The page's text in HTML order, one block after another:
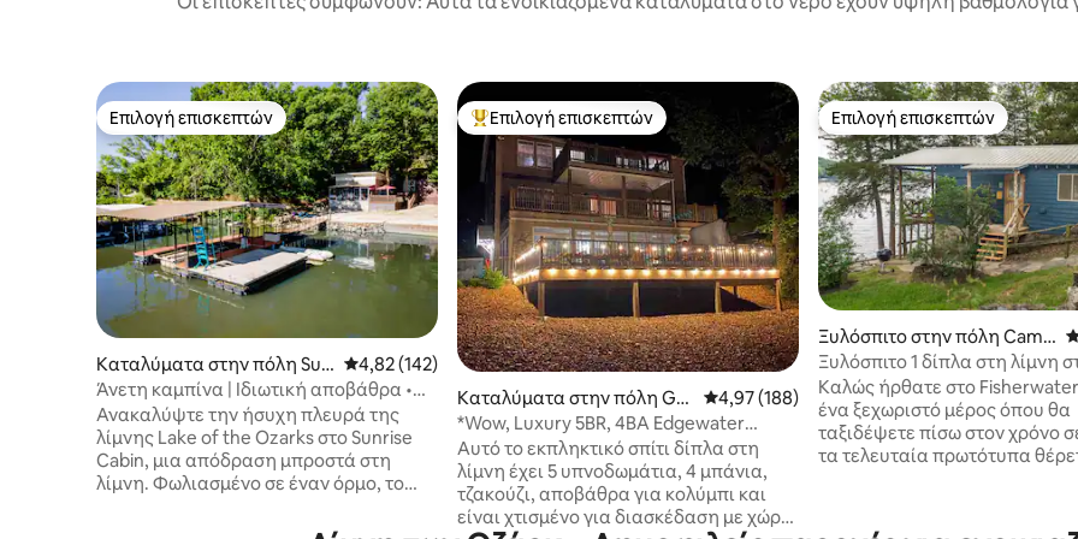
Επιλογή επισκεπτών
Επιλογή επισκεπτών
Καταλύματα στην πόλη Sun
rise Beach
Μέση βαθμολογία: 4,82 στα 5, 142 κριτικές
4,82 (142)
Άνετη καμπίνα | Ιδιωτική αποβάθρα •
Ήσυχο σημείο • Εστία φωτιάς
Ανακαλύψτε την ήσυχη πλευρά της
λίμνης Lake of the Ozarks στο Sunrise
Cabin, μια απόδραση μπροστά στη
λίμνη. Φωλιασμένο σε έναν όρμο, το
πρόσβαση στη λίμνη και μια ήρεμη
Κορυφαία επιλογή επισκεπτών
Επιλογή επισκεπτών
Καταλύματα στην πόλη Gra
vois Mills
Μέση βαθμολογία: 4,97 στα 5, 188 κριτικές
4,97 (188)
*Wow, Luxury 5BR, 4BA Edgewater
Escape w/ Hot Tub!
Αυτό το εκπληκτικό σπίτι δίπλα στη
λίμνη έχει 5 υπνοδωμάτια, 4 μπάνια,
τζακούζι, αποβάθρα για κολύμπι και
είναι χτισμένο για διασκέδαση με χώρο
Επιλογή επισκεπτών
Επιλογή επισκεπτών
Ξυλόσπιτο στην πόλη Camd
enton
Ξυλόσπιτο 1 δίπλα στη λίμνη
θέρετρο Fisherwaters
Καλώς ήρθατε στο
ένα ξεχωριστό μέρος όπου θα
ταξιδέψετε πίσω στον χρόνο
τα τελευταία πρωτότυπα